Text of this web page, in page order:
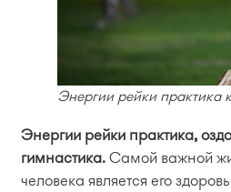
Энергии рейки практика
Энергии рейки практика,
гимнастика.Самой важной
человека является его